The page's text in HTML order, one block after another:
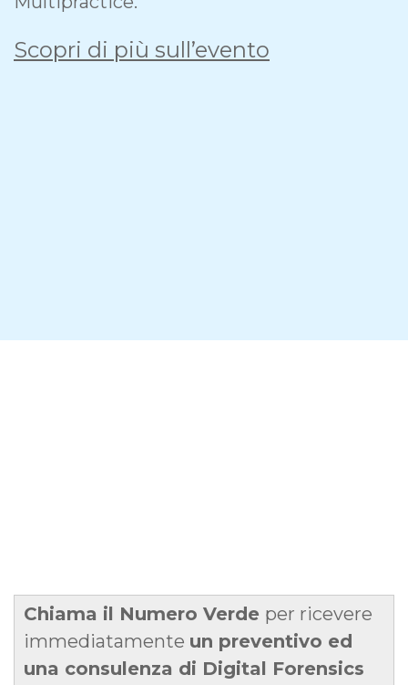
Scopri di più sull’evento
Chiama il Numero Verde per ricevere
immediatamente un preventivo ed
una consulenza di Digital Forensics